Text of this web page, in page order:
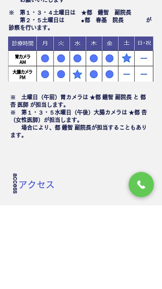
※ 第１・３・４土曜日は ★都 鍾智 副院長
第２・５土曜日は ●都 春基 院長 が
診察を行います。
※ 土曜日（午前）胃カメラは ★都 鍾智 副院長 と 都
杏 医師 が担当します。
※ 第１・３・５水曜日（午後）大腸カメラは ★都 杏
（女性医師）が担当します。
場合により、都 鍾智 副院長が担当することもあり
ます。
access ​アクセス